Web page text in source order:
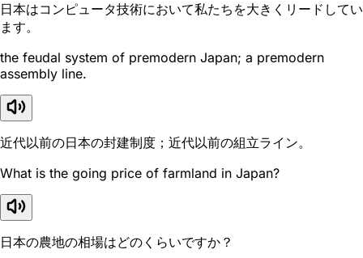
日本はコンピュータ技術において私たちを大きくリードしてい
ます。
the feudal system of premodern Japan; a premodern
assembly line.
近代以前の日本の封建制度；近代以前の組立ライン。
What is the going price of farmland in Japan?
日本の農地の相場はどのくらいですか？